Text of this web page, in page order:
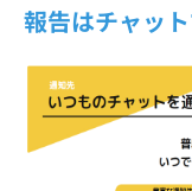
報告はチャッ